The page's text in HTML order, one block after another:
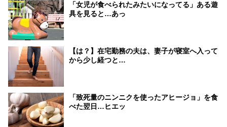
「女児が食べられたみたいになってる」ある遊
具を見ると…あっ
【は？】在宅勤務の夫は、妻子が寝室へ入って
から少し経つと…
「致死量のニンニクを使ったアヒージョ」を食
べた翌日…ヒエッ